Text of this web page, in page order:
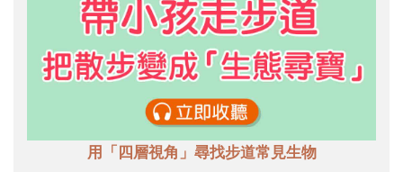
用「四層視角」尋找步道常見生物